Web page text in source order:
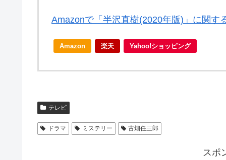
Amazonで「半沢直樹(2020年版)」に関す
Amazon 楽天 Yahoo!ショッピング
テレビ
ドラマ ミステリー 古畑任三郎
スポ